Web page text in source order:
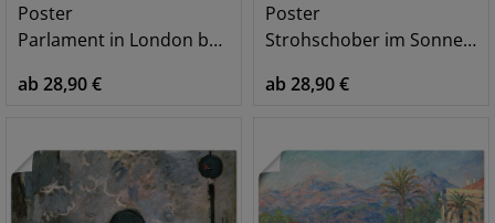
Poster
Parlament in London bei Sonnenuntergang
ab 28,90 €
Poster
Strohschober im Sonnenlicht. 1891
ab 28,90 €